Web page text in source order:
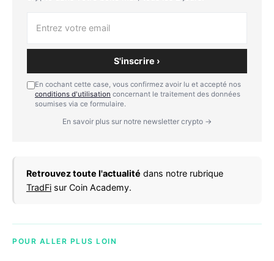
S'inscrire ›
En cochant cette case, vous confirmez avoir lu et accepté nos
conditions d'utilisation concernant le traitement des données
soumises via ce formulaire.
En savoir plus sur notre newsletter crypto →
Retrouvez toute l'actualité dans notre rubrique
TradFi sur Coin Academy.
POUR ALLER PLUS LOIN